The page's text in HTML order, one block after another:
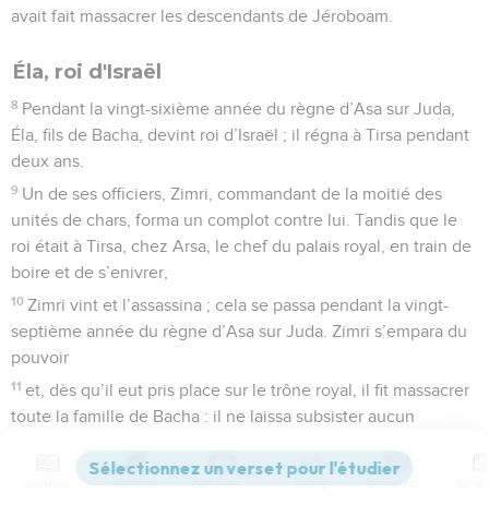
avait fait massacrer les descendants de Jéroboam.
Éla, roi d'Israël
8 Pendant la vingt-sixième année du règne d’Asa sur Juda,
Éla, fils de Bacha, devint roi d’Israël ; il régna à Tirsa pendant
deux ans.
9 Un de ses officiers, Zimri, commandant de la moitié des
unités de chars, forma un complot contre lui. Tandis que le
roi était à Tirsa, chez Arsa, le chef du palais royal, en train de
boire et de s’enivrer,
10 Zimri vint et l’assassina ; cela se passa pendant la vingt-
septième année du règne d’Asa sur Juda. Zimri s’empara du
pouvoir
11 et, dès qu’il eut pris place sur le trône royal, il fit massacrer
toute la famille de Bacha : il ne laissa subsister aucun
Versions Commentaires Strong